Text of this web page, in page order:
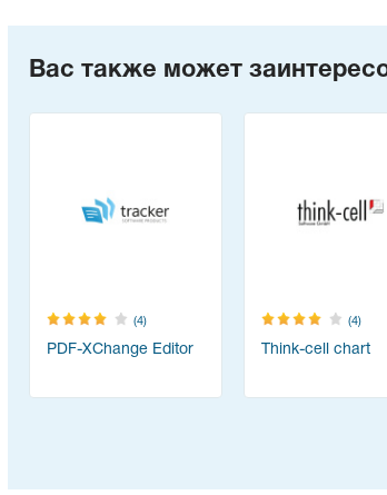
Вас также может
(4)
PDF-XChange Editor
(4)
Think-cell chart